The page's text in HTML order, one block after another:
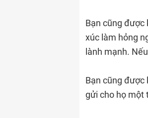
Bạn cũng được
xúc làm hỏng
lành mạnh.
Bạn cũng được
gửi cho họ một